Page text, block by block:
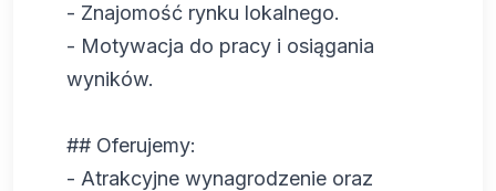
- Znajomość rynku lokalnego.
- Motywacja do pracy i osiągania
wyników.
## Oferujemy:
- Atrakcyjne wynagrodzenie oraz